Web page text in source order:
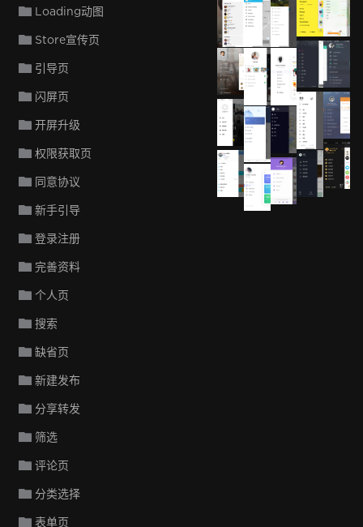
Loading动图
Store宣传页
引导页
闪屏页
开屏升级
权限获取页
同意协议
新手引导
登录注册
完善资料
个人页
搜索
缺省页
新建发布
分享转发
筛选
评论页
分类选择
表单页
ThreeVia Aura
APP优秀